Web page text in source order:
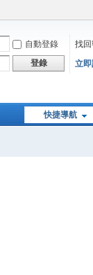
自動登錄
找
登錄 立
快捷導航